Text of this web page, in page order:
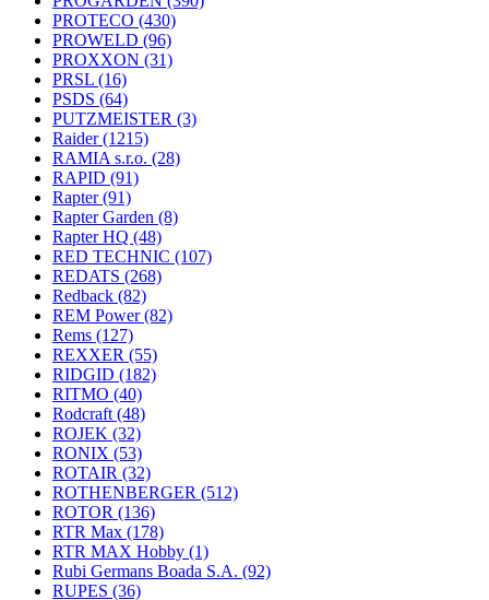
PROTECO (430)
PROWELD (96)
PROXXON (31)
PRSL (16)
PSDS (64)
PUTZMEISTER (3)
Raider(1215)
RAMIA s.r.o. (28)
RAPID (91)
Rapter(91)
Rapter Garden (8)
Rapter HQ (48)
RED TECHNIC (107)
REDATS (268)
Redback (82)
REM Power(82)
Rems (127)
REXXER (55)
RIDGID (182)
RITMO (40)
Rodcraft (48)
ROJEK (32)
RONIX (53)
ROTAIR (32)
ROTHENBERGER (512)
ROTOR (136)
RTR Max (178)
RTR MAX Hobby (1)
Rubi Germans Boada S.A. (92)
RUPES (36)